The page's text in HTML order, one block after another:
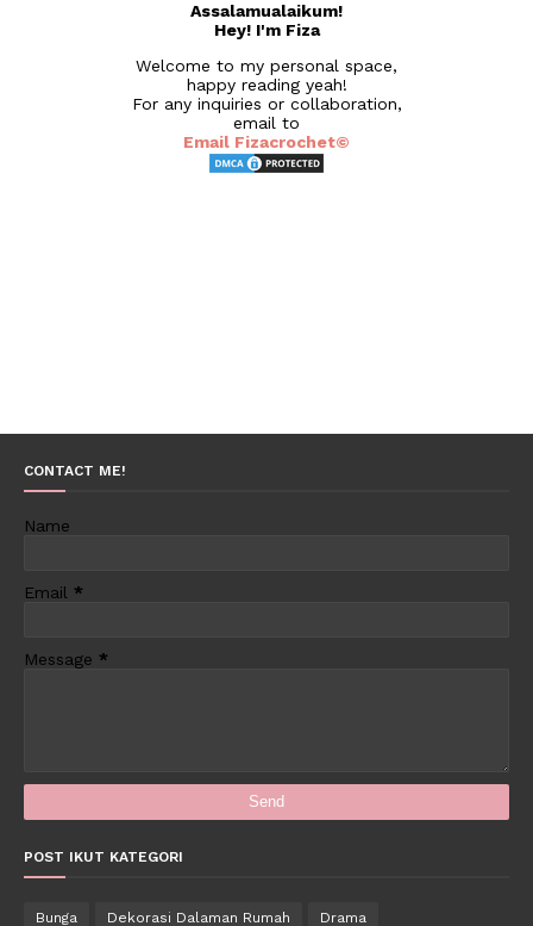
Assalamualaikum!
Hey! I'm Fiza
Welcome to my personal space,
happy reading yeah!
For any inquiries or collaboration,
email to
Email Fizacrochet©
CONTACT ME!
Name
Email *
Message *
POST IKUT KATEGORI
Bunga Dekorasi Dalaman Rumah Drama